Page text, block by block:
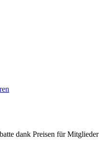
dank Preisen für Mitglieder